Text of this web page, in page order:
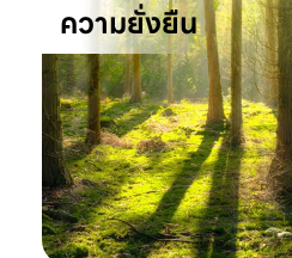
ความยั่งยืน